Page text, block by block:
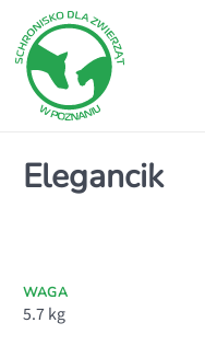
Elegancik
WAGA
5.7kg